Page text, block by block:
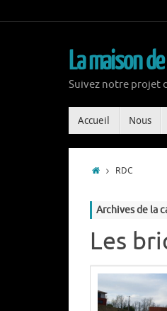
La maison
Suivez notre projet
Accueil Nous
RDC
Archives de la
Les